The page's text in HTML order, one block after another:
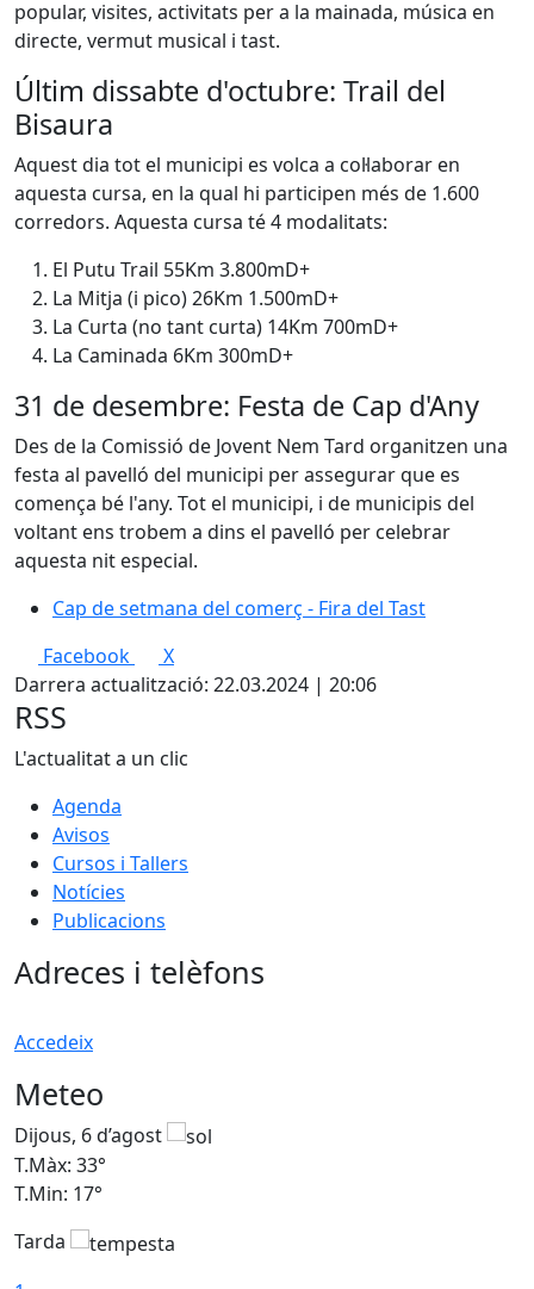
popular, visites, activitats per a la mainada, música en
directe, vermut musical i tast.
Últim dissabte d'octubre: Trail del
Bisaura
Aquest dia tot el municipi es volca a col·laborar en
aquesta cursa, en la qual hi participen més de 1.600
corredors. Aquesta cursa té 4 modalitats:
El Putu Trail 55Km 3.800mD+
La Mitja (i pico) 26Km 1.500mD+
La Curta (no tant curta) 14Km 700mD+
La Caminada 6Km 300mD+
31 de desembre: Festa de Cap d'Any
Des de la Comissió de Jovent Nem Tard organitzen una
festa al pavelló del municipi per assegurar que es
comença bé l'any. Tot el municipi, i de municipis del
voltant ens trobem a dins el pavelló per celebrar
aquesta nit especial.
Cap de setmana del comerç - Fira del Tast
Facebook
X
Darrera actualització: 22.03.2024 | 20:06
RSS
L'actualitat a un clic
Agenda
Avisos
Cursos i Tallers
Notícies
Publicacions
Adreces i telèfons
Accedeix
Meteo
Dijous, 6 d’agost
T.Màx: 33°
T.Min: 17°
Tarda